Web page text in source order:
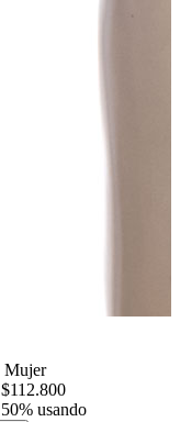
Mujer
$112.800
50% usando